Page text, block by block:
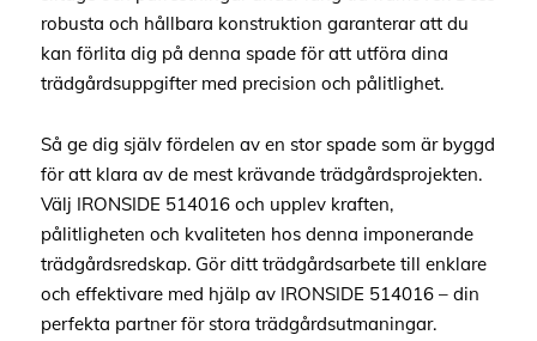
robusta och hållbara konstruktion garanterar att du
kan förlita dig på denna spade för att utföra dina
trädgårdsuppgifter med precision och pålitlighet.
Så ge dig själv fördelen av en stor spade som är byggd
för att klara av de mest krävande trädgårdsprojekten.
Välj IRONSIDE 514016 och upplev kraften,
pålitligheten och kvaliteten hos denna imponerande
trädgårdsredskap. Gör ditt trädgårdsarbete till enklare
och effektivare med hjälp av IRONSIDE 514016 – din
perfekta partner för stora trädgårdsutmaningar.